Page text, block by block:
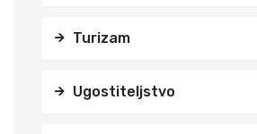
Turizam
Ugostiteljstvo